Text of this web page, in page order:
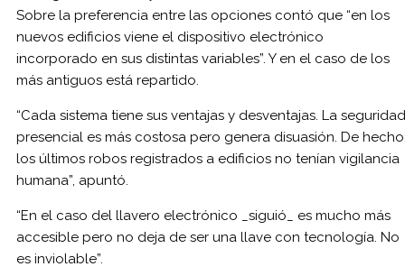
Sobre la preferencia entre las opciones contó que “en los
nuevos edificios viene el dispositivo electrónico
incorporado en sus distintas variables”. Y en el caso de los
más antiguos está repartido.
“Cada sistema tiene sus ventajas y desventajas. La seguridad
presencial es más costosa pero genera disuasión. De
los últimos robos registrados a edificios no tenían vigilancia
humana”, apuntó.
“En el caso del llavero electrónico _siguió_ es mucho más
accesible pero no deja de ser una llave con tecnología. No
es inviolable”.